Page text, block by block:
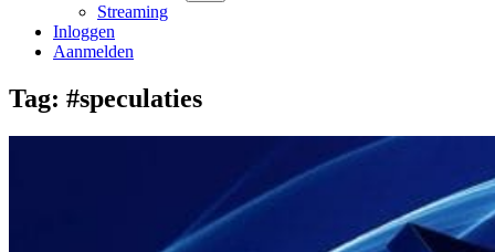
Streaming
Inloggen
Aanmelden
Tag: #speculaties